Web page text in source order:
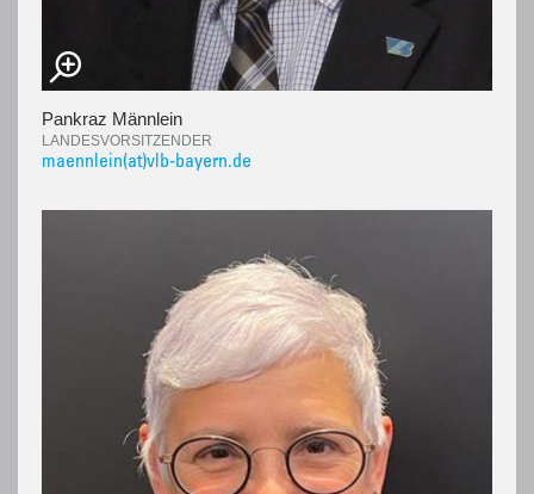
Pankraz Männlein
LANDESVORSITZENDER
maennlein(at)vlb-bayern.de